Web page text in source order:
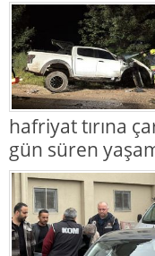
hafriyat tırına
gün süren